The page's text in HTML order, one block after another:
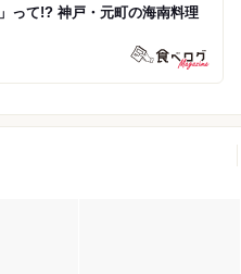
って!? 神戸・元町の海南料理